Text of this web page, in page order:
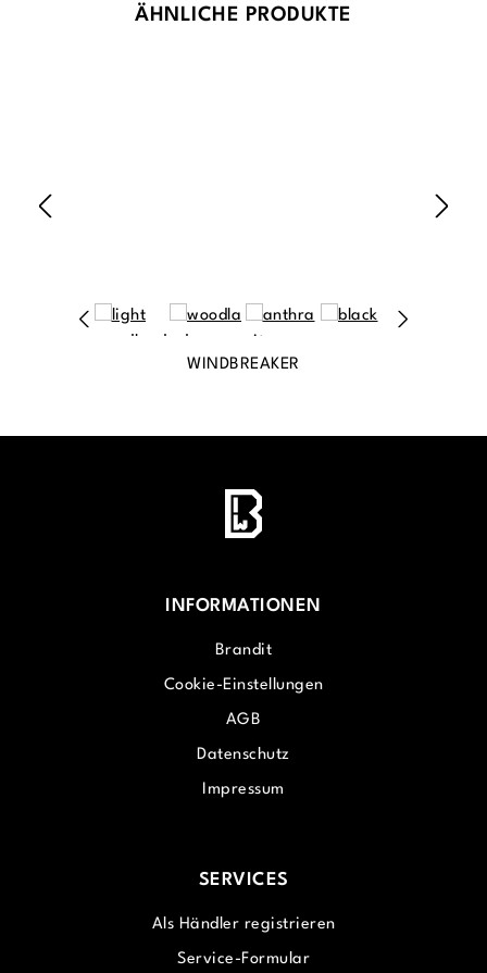
Produktgalerie überspringen
ÄHNLICHE PRODUKTE
WINDBREAKER
INFORMATIONEN
Brandit
Cookie-Einstellungen
AGB
Datenschutz
Impressum
SERVICES
Als Händler registrieren
Service-Formular